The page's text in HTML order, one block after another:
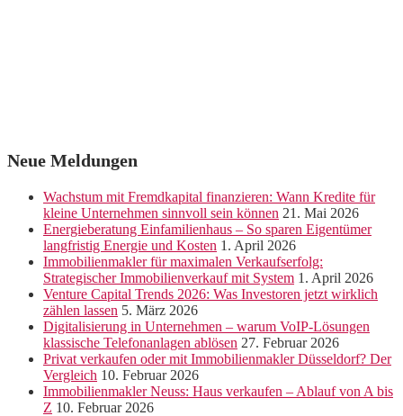
Neue Meldungen
Wachstum mit Fremdkapital finanzieren: Wann Kredite für
kleine Unternehmen sinnvoll sein können 21. Mai 2026
Energieberatung Einfamilienhaus – So sparen Eigentümer
langfristig Energie und Kosten 1. April 2026
Immobilienmakler für maximalen Verkaufserfolg:
Strategischer Immobilienverkauf mit System 1. April 2026
Venture Capital Trends 2026: Was Investoren jetzt wirklich
zählen lassen 5. März 2026
Digitalisierung in Unternehmen – warum VoIP-Lösungen
klassische Telefonanlagen ablösen 27. Februar 2026
Privat verkaufen oder mit Immobilienmakler Düsseldorf? Der
Vergleich 10. Februar 2026
Immobilienmakler Neuss: Haus verkaufen – Ablauf von A bis
Z 10. Februar 2026